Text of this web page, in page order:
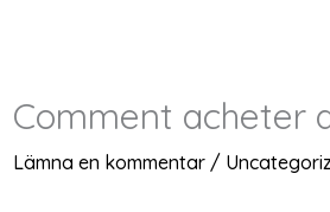
Comment acheter
Lämna en kommentar /